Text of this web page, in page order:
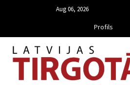
Aug 06, 2026
Profils